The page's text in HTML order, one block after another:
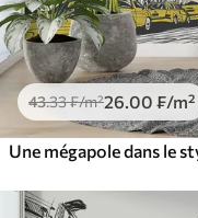
43.33₣/m²26 .00 ₣/m²